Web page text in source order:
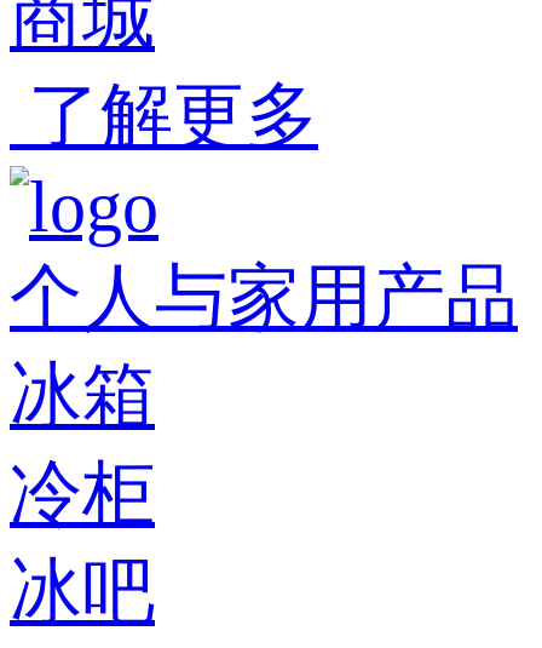
商城
了解更多
个人与家用产品
冰箱
冷柜
冰吧